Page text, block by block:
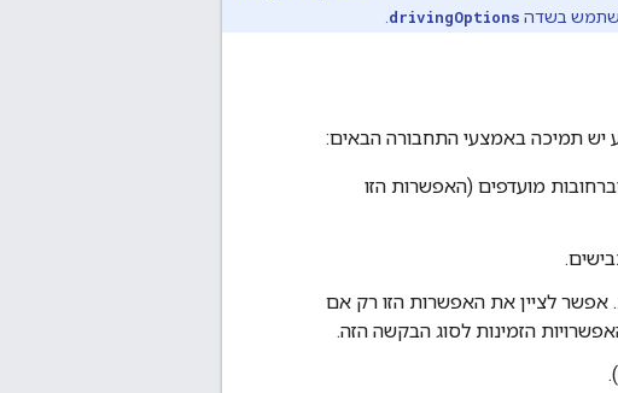
בשדה drivingOptions
יש תמיכה באמצעי התחבורה הבאים:
מועדפים (האפשרות הזו
אפשר לציין את האפשרות הזו רק אם
הזמינות לסוג הבקשה הזה.